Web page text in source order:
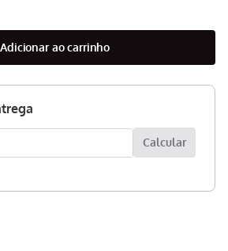
adicionar ao carrinho